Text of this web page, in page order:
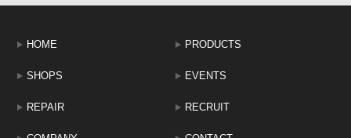
HOME PRODUCTS
SHOPS EVENTS
REPAIR RECRUIT